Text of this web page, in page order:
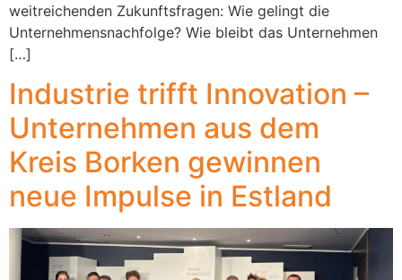
weitreichenden Zukunftsfragen: Wie gelingt die
Unternehmensnachfolge? Wie bleibt das Unternehmen
[…]
Industrie trifft Innovation –
Unternehmen aus dem
Kreis Borken gewinnen
neue Impulse in Estland